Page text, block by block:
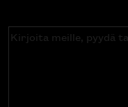
Kirjoita